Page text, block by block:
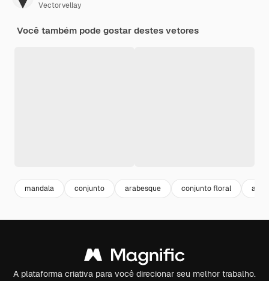
Vectorvellay
Você também pode gostar destes vetores
mandala conjunto arabesque conjunto floral
A plataforma criativa para você direcionar seu melhor trabalho.